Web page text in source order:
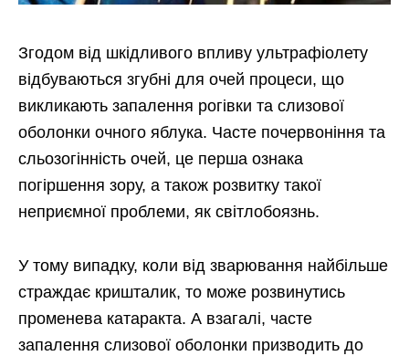
Згодом від шкідливого впливу ультрафіолету
відбуваються згубні для очей процеси, що
викликають запалення рогівки та слизової
оболонки очного яблука. Часте почервоніння та
сльозогінність очей, це перша ознака
погіршення зору, а також розвитку такої
неприємної проблеми, як світлобоязнь.
У тому випадку, коли від зварювання найбільше
страждає кришталик, то може розвинутись
променева катаракта. А взагалі, часте
запалення слизової оболонки призводить до